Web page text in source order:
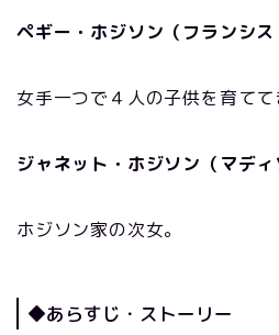
ペギー・ホジソン（フランシス
女手一つで４人の子供を育てて
ジャネット・ホジソン（マディ
ホジソン家の次女。
◆あらすじ・ストーリー